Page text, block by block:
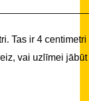
Tas ir 4 centimetri
vai uzlīmei jābūt